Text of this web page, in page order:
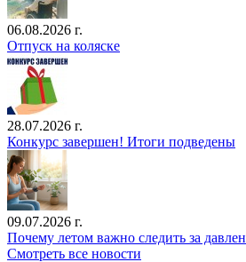
06.08.2026 г.
Отпуск на коляске
28.07.2026 г.
Конкурс завершен! Итоги подведены
09.07.2026 г.
Почему летом важно следить за
Смотреть все новости